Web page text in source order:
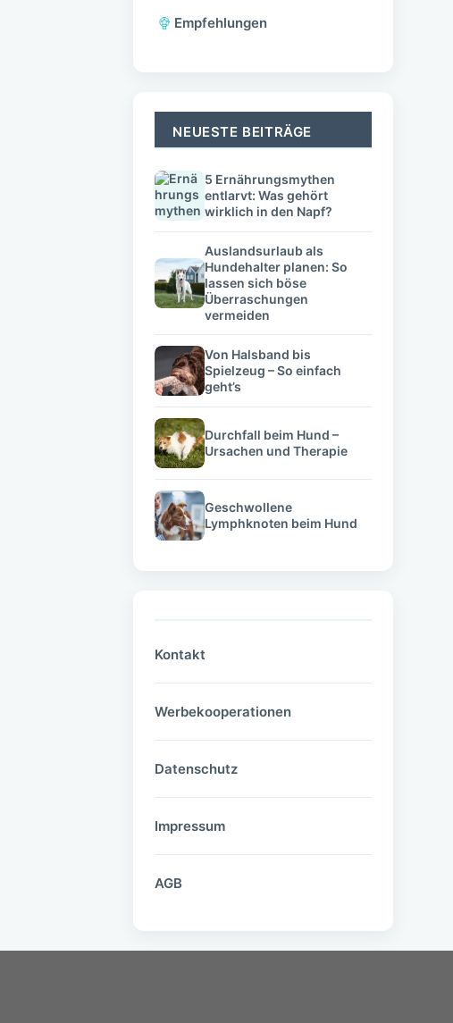
Empfehlungen
NEUESTE BEITRÄGE
5 Ernährungsmythen
entlarvt: Was gehört
wirklich in den Napf?
Auslandsurlaub als
Hundehalter planen: So
lassen sich böse
Überraschungen
vermeiden
Von Halsband bis
Spielzeug – So einfach
geht’s
Durchfall beim Hund –
Ursachen und Therapie
Geschwollene
Lymphknoten beim Hund
Kontakt
Werbekooperationen
Datenschutz
Impressum
AGB